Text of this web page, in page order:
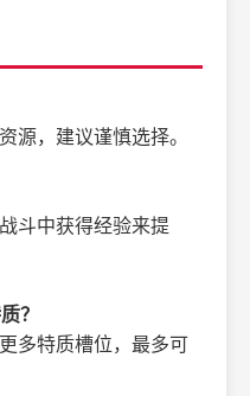
源，建议谨慎选择。
斗中获得经验来提
？
多特质槽位，最多可